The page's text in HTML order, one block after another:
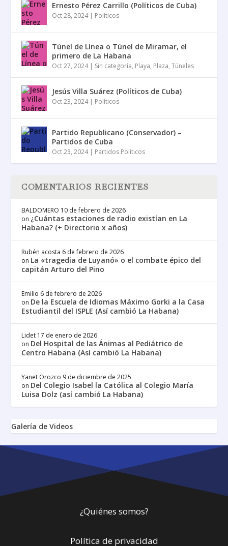
Ernesto Pérez Carrillo (Políticos de Cuba)
Oct 28, 2024| Políticos
Túnel de Línea o Túnel de Miramar, el
primero de La Habana
Oct 27, 2024| Sin categoría, Playa, Plaza,Túneles
Jesús Villa Suárez (Políticos de Cuba)
Oct 23, 2024| Políticos
Partido Republicano (Conservador) –
Partidos de Cuba
Oct 23, 2024| Partidos Políticos
COMENTARIOS RECIENTES
BALDOMERO 10 de febrero de 2026
on ¿Cuántas estaciones de radio existían en La
Habana? (+ Directorio x años)
Rubén acosta 6 de febrero de 2026
on La «tragedia de Luyanó» o el combate épico del
capitán Arturo del Pino
Emilio 6 de febrero de 2026
on De la Escuela de Idiomas Máximo Gorki a la Casa
Estudiantil del ISPLE (Así cambió La Habana)
Lidet 17 de enero de 2026
on Del Hospital de las Ánimas al Pediátrico de
Centro Habana (Así cambió La Habana)
Yanet Orozco 9 de diciembre de 2025
on Del Colegio Isabel la Católica al Colegio María
Luisa Dolz (así cambió La Habana)
Galería de Videos
¿Quiénes somos?
Política de privacidad